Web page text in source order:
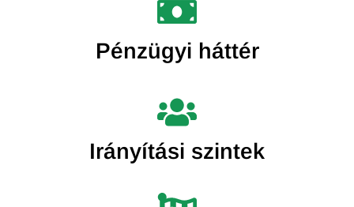
Pénzügyi háttér
Irányítási szintek